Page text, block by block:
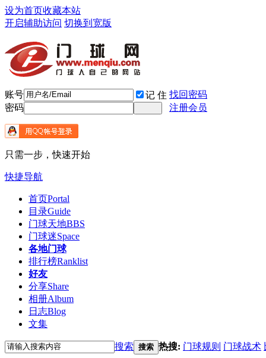
设为首页收藏本站
开启辅助访问 切换到宽版
账号 记 住 找回密码
密码
注册会员
只需一步，快速开始
快捷导航
首页Portal
目录Guide
门球天地BBS
门球迷Space
各地门球
排行榜Ranklist
好友
分享Share
相册Album
日志Blog
文集
搜索 搜索 热搜: 门球规则 门球战术